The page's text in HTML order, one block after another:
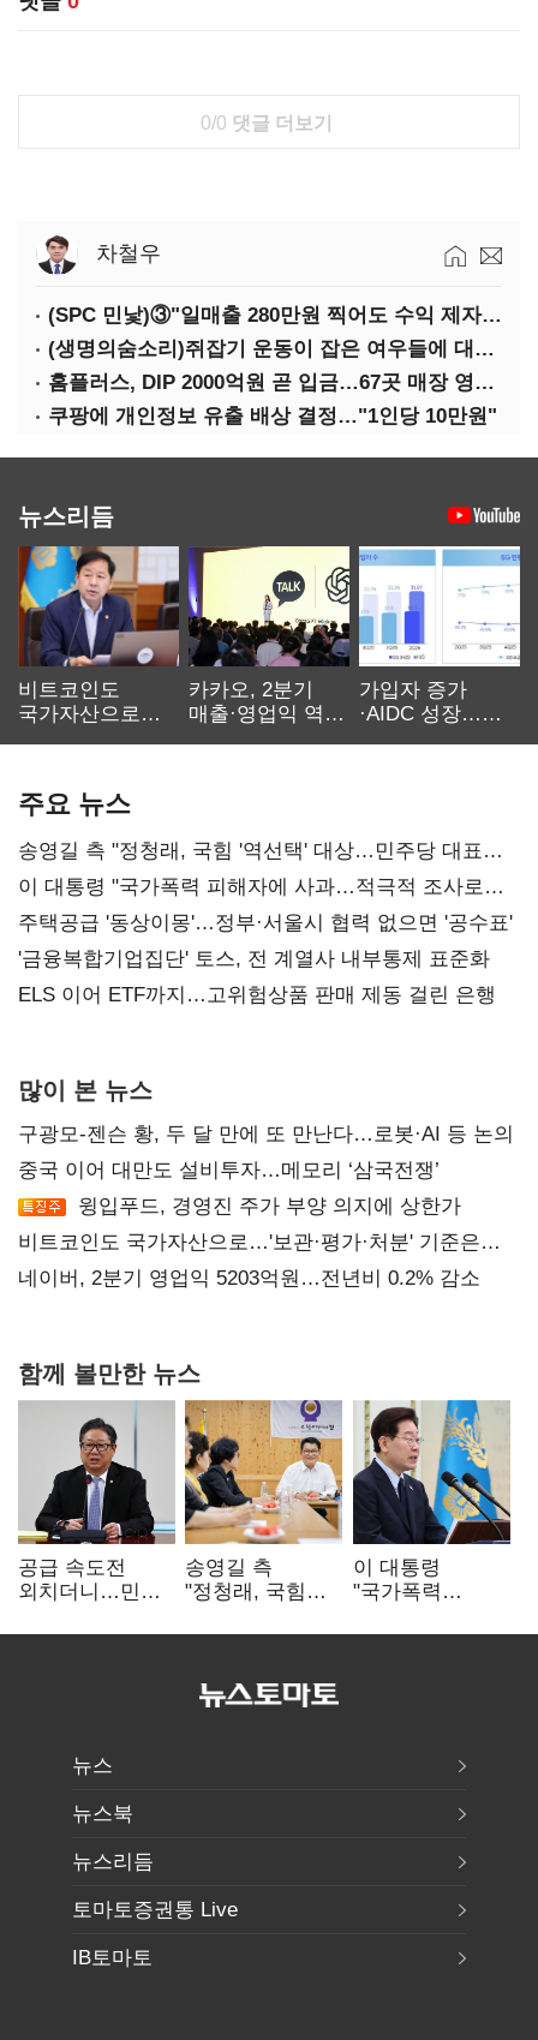
0/0 댓글 더보기
차철우
(SPC 민낯)③"일매출 280만원 찍어도 수익 제자리"…점주 울리는 '상시 할인'
(생명의숨소리)쥐잡기 운동이 잡은 여우들에 대하여
홈플러스, DIP 2000억원 곧 입금…67곳 매장 영업 재개 예정
쿠팡에 개인정보 유출 배상 결정…"1인당 10만원"
뉴스리듬
비트코인도
국가자산으로…'
카카오, 2분기
매출·영업익 역대
가입자 증가
·AIDC 성장…
주요 뉴스
송영길 측 "정청래, 국힘 '역선택' 대상…민주당 대표로
총선 지휘 못해"
이 대통령 "국가폭력 피해자에 사과…적극적 조사로
진실 밝혀야"
주택공급 '동상이몽'…정부·서울시 협력 없으면 '공수표'
'금융복합기업집단' 토스, 전 계열사 내부통제 표준화
ELS 이어 ETF까지…고위험상품 판매 제동 걸린 은행
많이 본 뉴스
구광모-젠슨 황, 두 달 만에 또 만난다…로봇·AI 등 논의
중국 이어 대만도 설비투자…메모리 ‘삼국전쟁’
윙입푸드, 경영진 주가 부양 의지에 상한가
비트코인도 국가자산으로…'보관·평가·처분' 기준은
숙제
네이버, 2분기 영업익 5203억원…전년비 0.2% 감소
함께 볼만한 뉴스
공급 속도전
외치더니…민주,
리모델링'까지
송영길 측
"정청래, 국힘
민주당 대표로
이 대통령
"국가폭력
적극적 조사로
뉴스
뉴스북
뉴스리듬
토마토증권통 Live
IB토마토